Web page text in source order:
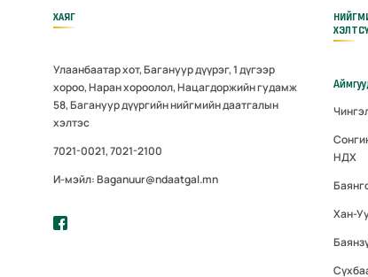
ХАЯГ
Улаанбаатар хот, Багануур дүүрэг, 1 дүгээр
хороо, Наран хороолол, Нацагдоржийн гудамж
58, Багануур дүүргийн нийгмийн даатгалын
хэлтэс
7021-0021, 7021-2100
И-мэйл: Baganuur@ndaatgal.mn
НДХ
Хан-